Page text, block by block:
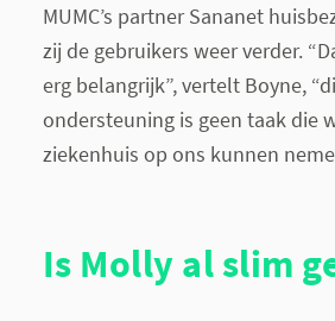
MUMC’s partner Sananet
zij de gebruikers weer verder.
erg belangrijk”, vertelt Boyne,
ondersteuning is geen taak die
ziekenhuis op ons kunnen
Is Molly al slim